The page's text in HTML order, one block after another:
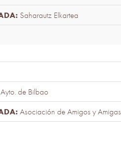
Saharautz Elkartea
Ayto. de Bilbao
Asociación de Amigos y